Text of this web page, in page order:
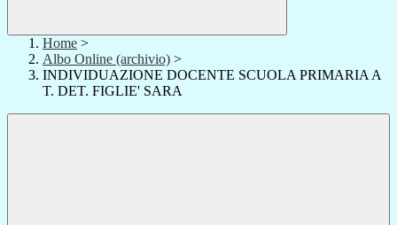
Home >
Albo Online (archivio) >
INDIVIDUAZIONE DOCENTE SCUOLA PRIMARIA A
T. DET. FIGLIE' SARA